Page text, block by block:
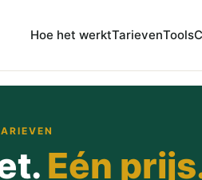
Hoe het werktTarievenTools
Eén